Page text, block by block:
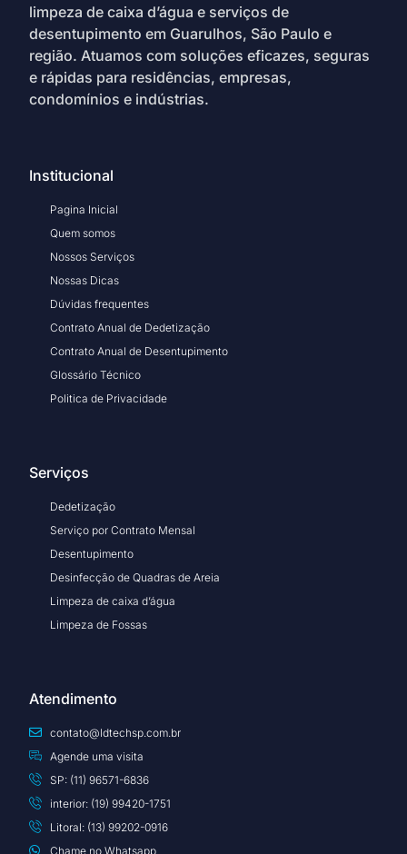
limpeza de caixa d’água e serviços de
desentupimento em Guarulhos, São Paulo e
região. Atuamos com soluções eficazes, seguras
e rápidas para residências, empresas,
condomínios e indústrias.
Institucional
Pagina Inicial
Quem somos
Nossos Serviços
Nossas Dicas
Dúvidas frequentes
Contrato Anual de Dedetização
Contrato Anual de Desentupimento
Glossário Técnico
Politica de Privacidade
Serviços
Dedetização
Serviço por Contrato Mensal
Desentupimento
Desinfecção de Quadras de Areia
Limpeza de caixa d’água
Limpeza de Fossas
Atendimento
contato@ldtechsp.com.br
Agende uma visita
SP: (11) 96571-6836
interior: (19) 99420-1751
Litoral: (13) 99202-0916
Chame no Whatsapp